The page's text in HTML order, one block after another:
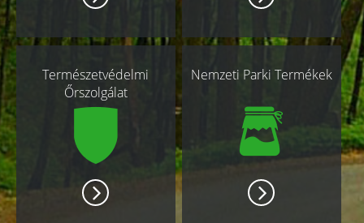
Természetvédelmi
Őrszolgálat
Nemzeti Parki Termékek